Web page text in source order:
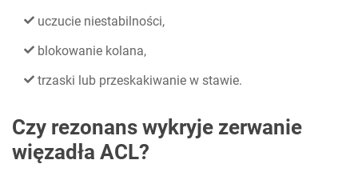
uczucie niestabilności,
blokowanie kolana,
trzaski lub przeskakiwanie w stawie.
Czy rezonans wykryje zerwanie
więzadła ACL?